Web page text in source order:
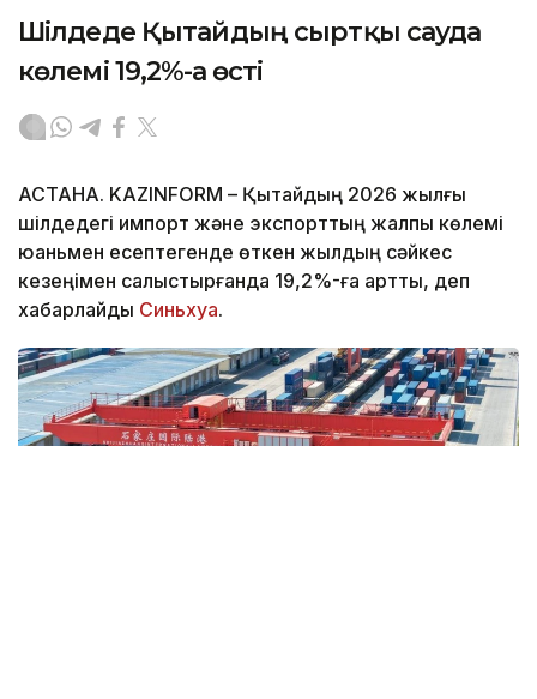
Шілдеде Қытайдың сыртқы сауда
көлемі 19,2%-ға өсті
АСТАНА. KAZINFORM – Қытайдың 2026 жылғы
шілдедегі импорт және экспорттың жалпы көлемі
юаньмен есептегенде өткен жылдың сәйкес
кезеңімен салыстырғанда 19,2%-ға артты, деп
хабарлайды Синьхуа.